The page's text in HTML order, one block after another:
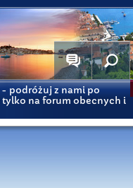
- podróżuj z nami po
tylko na forum obecnych i